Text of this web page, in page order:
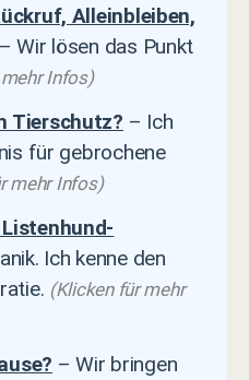
Alleinbleiben,
– Wir lösen das Punkt
Infos)
Tierschutz? – Ich
für gebrochene
mehr Infos)
Ich kenne den
(Klicken für mehr
– Wir bringen